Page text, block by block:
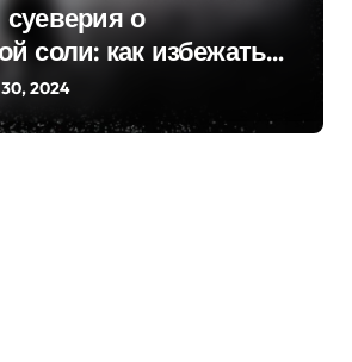
о
соли: как избежать
и бед
2024